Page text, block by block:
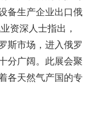
备生产企业出口俄
资深人士指出，
斯市场，进入俄罗
分广阔。此展会聚
各天然气产国的专